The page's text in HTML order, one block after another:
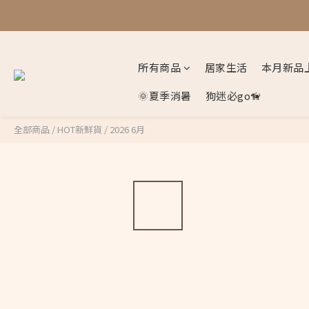
所有商品 居家生活
本月新品
🌞夏季消暑
狗迷必go🦮
全部商品 / HOT新鮮貨 / 2026 6月